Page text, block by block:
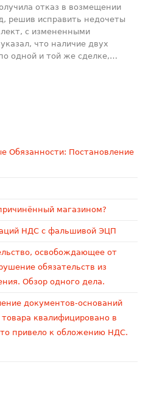
отказ в возмещении
решив исправить недочеты
с измененными
что наличие двух
одной и той же сделке,…
Обязанности: Постановление
магазином?
НДС с фальшивой ЭЦП
освобождающее от
обязательств из
Обзор одного дела.
документов-оснований
квалифицировано в
привело к обложению НДС.